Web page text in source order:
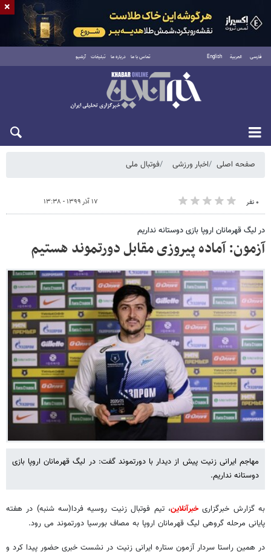
فارسی العربية English تماس با ما درباره ما تبلیغات آرشیو
شنبه ۱۷ مرداد ۱۴۰۵
صفحه اصلی اخبار ورزشی فوتبال ملی
۰ نفر ۱۷ آذر ۱۳۹۹ - ۱۳:۳۸
در لیگ قهرمانان اروپا بازی دوستانه نداریم
آزمون: آماده پیروزی مقابل دورتموند هستیم
مهاجم ایرانی زنیت پیش از دیدار با دورتموند گفت: در لیگ قهرمانان اروپا بازی
دوستانه نداریم.
به گزارش خبرگزاریخبرآنلاین، تیم فوتبال زنیت روسیه فردا(سه شنبه) در هفته
پایانی مرحله گروهی لیگ قهرمانان اروپا به مصاف بورسیا دورتموند می رود.
در همین راستا سردار آزمون ستاره ایرانی زنیت در نشست خبری حضور پیدا کرد و
×